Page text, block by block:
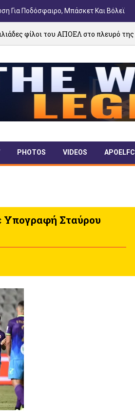
Για Ποδόσφαιρο, Μπάσκετ Και Βόλεϊ
στο πλευρό της ομάδας
PHOTOS VIDEOS APOELFC
Σταύρου